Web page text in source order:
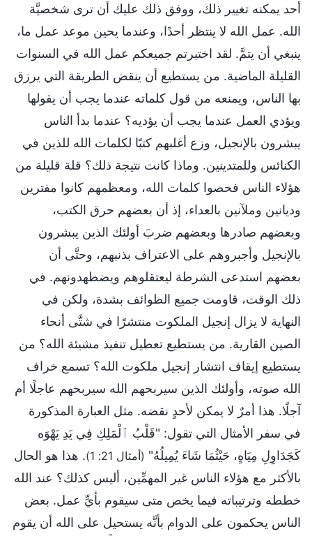
أحد يمكنه تغيير ذلك، ووفق ذلك عليك أن ترى شخصيَّة
الله. عمل الله لا ينتظر أحدًا، وعندما يحين موعد عمل ما،
ينبغي أن يتمَّ. لقد اختبرتم جميعكم عمل الله في السنوات
القليلة الماضية. من يستطيع أن ينقض الطريقة التي يرزق
بها الناس، ويمنعه من قول كلماته عندما يجب أن يقولها
ويؤدي العمل عندما يجب أن يؤديه؟ عندما بدأ الناس
يبشرون بالإنجيل، وزع أغلبهم كتبًا لكلمات الله للذين في
الكنائس وللمتدينين. وماذا كانت نتيجة ذلك؟ قلة قليلة من
هؤلاء الناس فحصوا كلمات الله، ومعظمهم كانوا مفترين
وديانين وملآنين بالعداء، إذ أن بعضهم حرق الكتب،
وبعضهم صادرها وبعضهم ضربَ أولئك الذين يبشرون
بالإنجيل وأجبروهم على الاعتراف بذنبهم، وحتَّى أن
بعضهم استدعى الشرطة ليعتقلوهم ويضطهدونهم. في
ذلك الوقت، قاومت جميع الطوائف بشدة، ولكن في
النهاية لا يزال إنجيل الملكوت منتشرًا في شتَّى أنحاء
الصين القارية. من يستطيع تعطيل تنفيذ مشيئة الله؟ من
يستطيع إيقاف انتشار إنجيل ملكوت الله؟ تسمع خراف
الله صوته، وأولئك الذين سيربحهم الله سيربحهم عاجلًا أم
آجلًا. هذا أمرٌ لا يمكن لأحدٍ نقضه. مثل العبارة المذكورة
في سفر الأمثال التي تقول: "قَلْبُ ٱلْمَلِكِ فِي يَدِ يَهْوَه
كَجَدَاوِلِ مِيَاهٍ، حَيْثُمَا شَاءَ يُمِيلُهُ" (أمثال 21: 1)
. هذا هو الحال
بالأكثر مع هؤلاء الناس غير المهمِّين، أليس كذلك؟ عند الله
خططه وترتيباته فيما يخص متى سيقوم بأيِّ عمل. بعض
الناس يحكمون على الدوام بأنَّه يستحيل على الله أن يقوم